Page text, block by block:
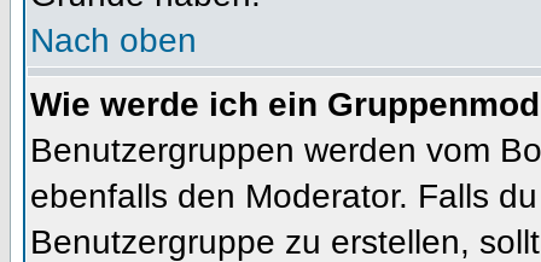
Nach oben
Wie werde ich ein
Benutzergruppen werden vom
ebenfalls den Moderator. Falls
Benutzergruppe zu erstellen,